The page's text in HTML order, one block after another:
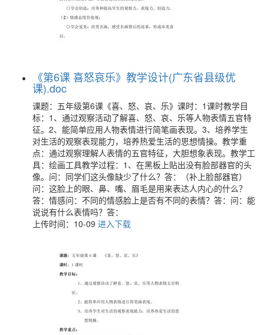
《第6课 喜怒哀乐》教学设计(广东省县级优
课).doc
课题：五年级第6课《喜、怒、哀、乐》课时：1课时教学目
标：1、通过观察活动了解喜、怒、哀、乐等人物表情五官特
征。2、能简单应用人物表情进行简笔画表现。3、培养学生
对生活的观察表现能力，培养热爱生活的思想情操。教学重
点：通过观察理解人表情的五官特征，大胆想象表现。教学工
具：绘画工具教学过程：1、在黑板上贴出没有脸部器官的头
像。问：同学们这头像缺少了什么？答：（补上脸部器官）
问：这脸上的眼、鼻、嘴、眉毛是用来表达人内心的什么？
答：情感问：不同的情感脸上是否有不同的表情？答：问：能
说说有什么表情吗？答：
上传时间：10-09 进入下载